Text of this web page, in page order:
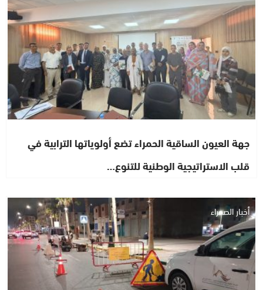
جهة العيون الساقية الحمراء تضع أولوياتها الترابية في
قلب الاستراتيجية الوطنية للتنوع…
أخبار الصحراء